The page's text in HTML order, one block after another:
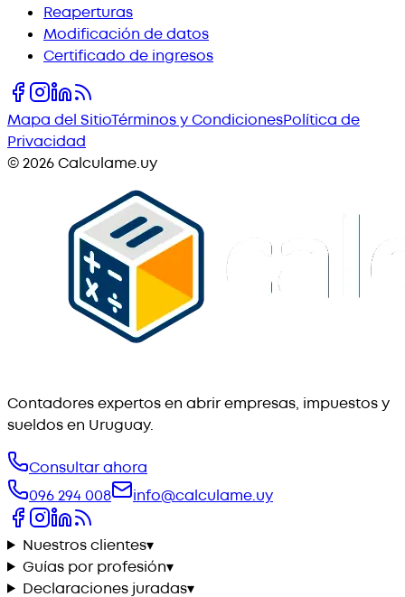
Reaperturas
Modificación de datos
Certificado de ingresos
Mapa del SitioTérminos y CondicionesPolítica de
Privacidad
©2026Calculame.uy
Contadores expertos en abrir empresas, impuestos y
sueldos en Uruguay.
Consultar ahora
096 294 008
info@calculame.uy
Nuestros clientes▾
Guías por profesión▾
Declaraciones juradas▾